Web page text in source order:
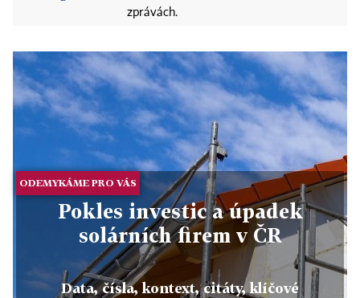
zprávách.
ODEMYKÁME PRO VÁS
Pokles investic a úpadek
solárních firem v ČR
Data, čísla, kontext, citáty, klíčové